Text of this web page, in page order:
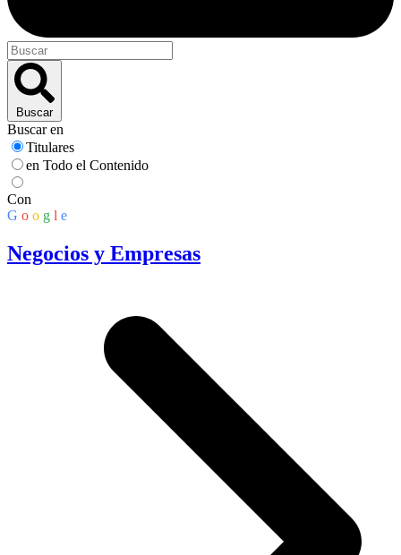
Buscar
Buscar en
Titulares
en Todo el Contenido
Con
G o o g l e
Negocios y Empresas